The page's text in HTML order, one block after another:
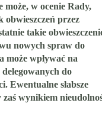
w ocenie Rady,
obwieszczeń przez
takie
nowych spraw do
może wpływać na
do
Ewentualne słabsze
zaś wynikiem